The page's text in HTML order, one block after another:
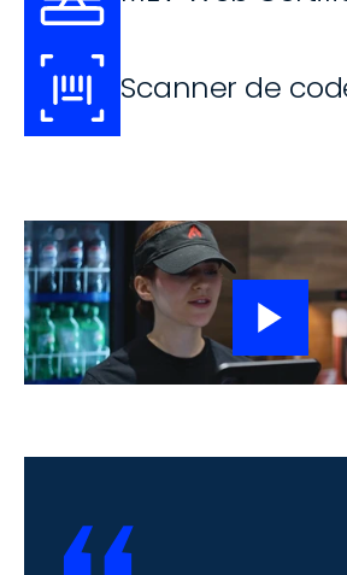
Scanner de